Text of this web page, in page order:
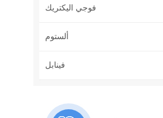
فوجي اليكتريك
ألستوم
فينابل